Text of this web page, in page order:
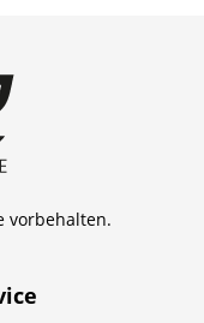
vorbehalten.